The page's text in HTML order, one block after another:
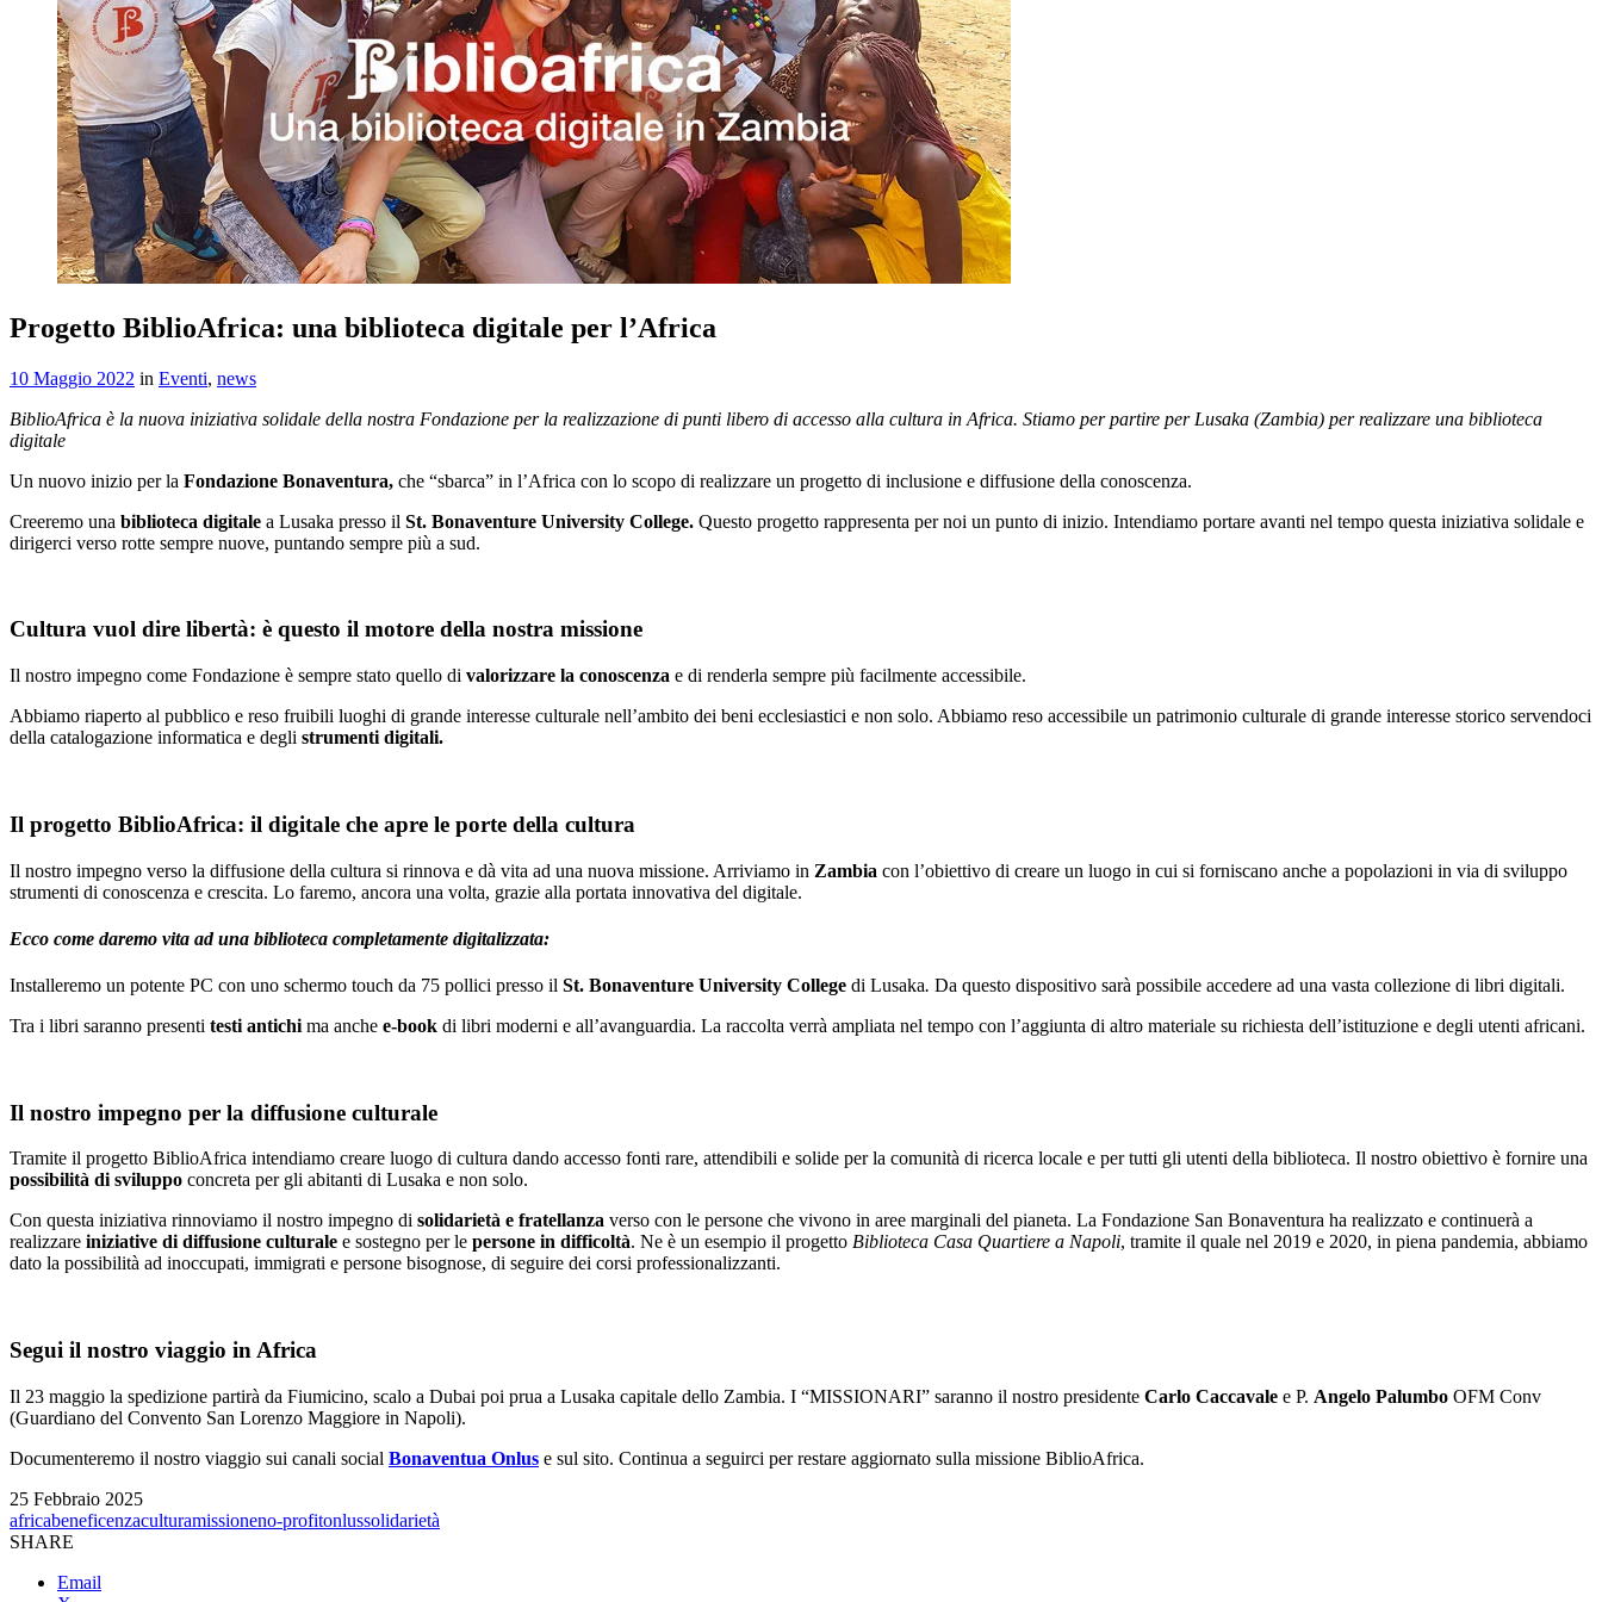
Progetto BiblioAfrica: una biblioteca digitale per l’Africa
10 Maggio 2022 in Eventi, news
BiblioAfrica è la nuova iniziativa solidale della nostra Fondazione per la realizzazione di punti libero di accesso alla cultura in Africa. Stiamo per partire per Lusaka (Zambia) per realizzare una biblioteca
digitale
Un nuovo inizio per la Fondazione Bonaventura, che “sbarca” in l’Africa con lo scopo di realizzare un progetto di inclusione e diffusione della conoscenza.
Creeremo una biblioteca digitale a Lusaka presso il St. Bonaventure University College. Questo progetto rappresenta per noi un punto di inizio. Intendiamo portare avanti nel tempo questa iniziativa solidale e
dirigerci verso rotte sempre nuove, puntando sempre più a sud.
Cultura vuol dire libertà: è questo il motore della nostra missione
Il nostro impegno come Fondazione è sempre stato quello di valorizzare la conoscenza e di renderla sempre più facilmente accessibile.
Abbiamo riaperto al pubblico e reso fruibili luoghi di grande interesse culturale nell’ambito dei beni ecclesiastici e non solo. Abbiamo reso accessibile un patrimonio culturale di grande interesse storico servendoci
della catalogazione informatica e degli strumenti digitali.
Il progetto BiblioAfrica: il digitale che apre le porte della cultura
Il nostro impegno verso la diffusione della cultura si rinnova e dà vita ad una nuova missione. Arriviamo in Zambia con l’obiettivo di creare un luogo in cui si forniscano anche a popolazioni in via di sviluppo
strumenti di conoscenza e crescita. Lo faremo, ancora una volta, grazie alla portata innovativa del digitale.
Ecco come daremo vita ad una biblioteca completamente digitalizzata:
Installeremo un potente PC con uno schermo touch da 75 pollici presso il St. Bonaventure University College di Lusaka. Da questo dispositivo sarà possibile accedere ad una vasta collezione di libri digitali.
Tra i libri saranno presenti testi antichi ma anche e-book di libri moderni e all’avanguardia. La raccolta verrà ampliata nel tempo con l’aggiunta di altro materiale su richiesta dell’istituzione e degli utenti africani.
Il nostro impegno per la diffusione culturale
Tramite il progetto BiblioAfrica intendiamo creare luogo di cultura dando accesso fonti rare, attendibili e solide per la comunità di ricerca locale e per tutti gli utenti della biblioteca. Il nostro obiettivo è fornire una
possibilità di sviluppo concreta per gli abitanti di Lusaka e non solo.
Con questa iniziativa rinnoviamo il nostro impegno di solidarietà e fratellanza verso con le persone che vivono in aree marginali del pianeta. La Fondazione San Bonaventura ha realizzato e continuerà a
realizzare iniziative di diffusione culturale e sostegno per le persone in difficoltà. Ne è un esempio il progetto Biblioteca Casa Quartiere a Napoli, tramite il quale nel 2019 e 2020, in piena pandemia, abbiamo
dato la possibilità ad inoccupati, immigrati e persone bisognose, di seguire dei corsi professionalizzanti.
Segui il nostro viaggio in Africa
Il 23 maggio la spedizione partirà da Fiumicino, scalo a Dubai poi prua a Lusaka capitale dello Zambia. I “MISSIONARI” saranno il nostro presidente Carlo Caccavale e P. Angelo Palumbo OFM Conv
(Guardiano del Convento San Lorenzo Maggiore in Napoli).
Documenteremo il nostro viaggio sui canali social Bonaventua Onlus e sul sito. Continua a seguirci per restare aggiornato sulla missione BiblioAfrica.
25 Febbraio 2025
africabeneficenzaculturamissioneno-profitonlussolidarietà
SHARE
Email